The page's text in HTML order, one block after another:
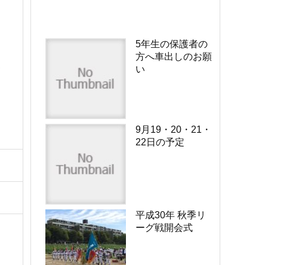
5年生の保護者の
方へ車出しのお願
い
9月19・20・21・
22日の予定
平成30年 秋季リ
ーグ戦開会式